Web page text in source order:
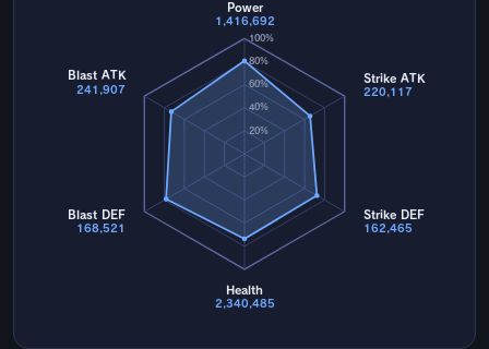
20%
40%
60%
80%
100%
Power
1,416,692
Strike ATK
220,117
Strike DEF
162,465
Health
2,340,485
Blast DEF
168,521
Blast ATK
241,907